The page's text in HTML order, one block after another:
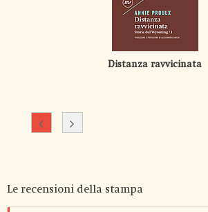
Distanza ravvicinata
Le recensioni della stampa